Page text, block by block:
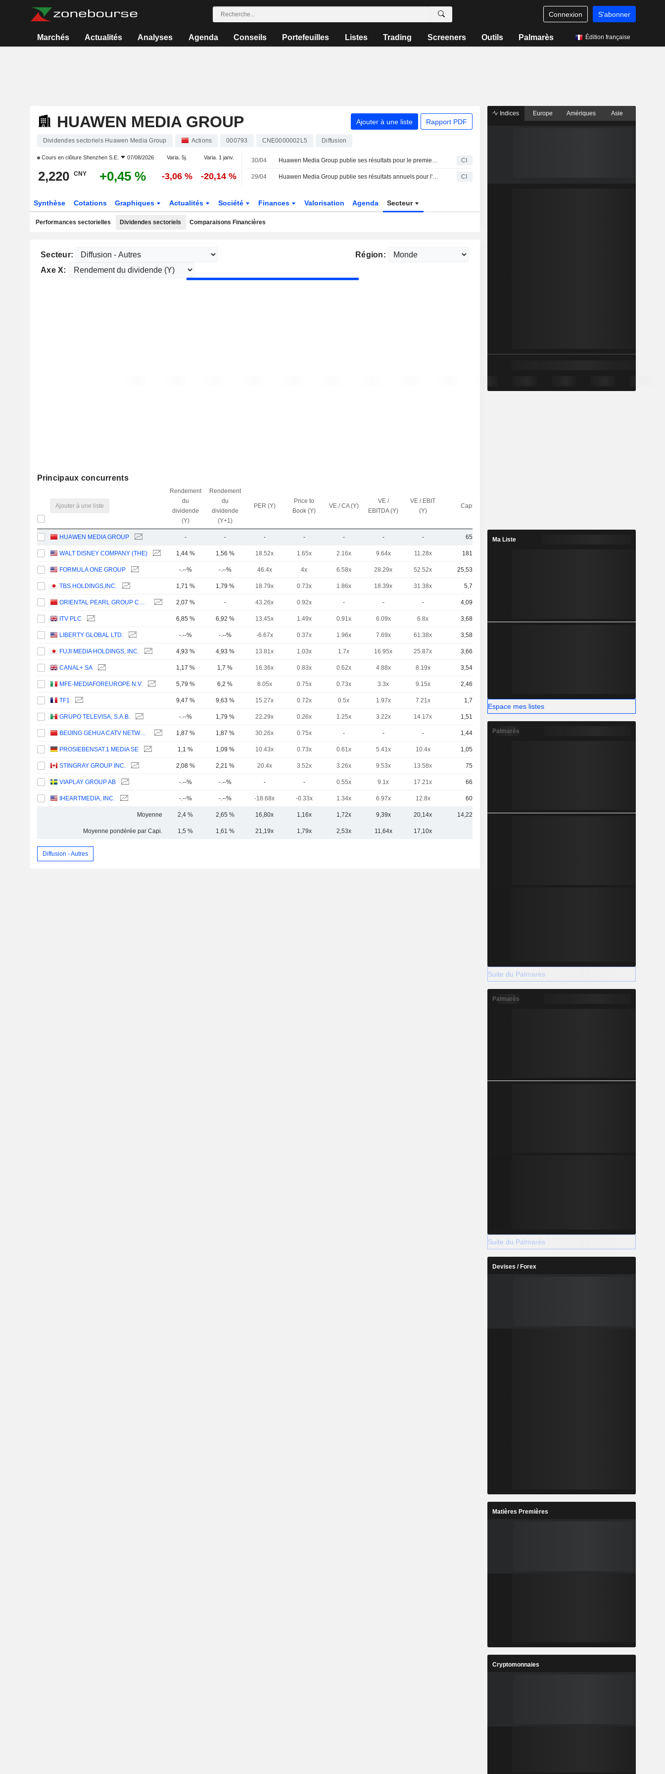
Connexion S'abonner
Marchés Actualités Analyses Agenda Conseils Portefeuilles Listes Trading Screeners Outils Palmarès Édition française
HUAWEN MEDIA GROUP Ajouter à une liste Rapport PDF
Dividendes sectoriels Huawen Media Group Actions 000793 CNE0000002L5 Diffusion
Cours en clôture Shenzhen S.E. 07/08/2026 Varia. 5j. Varia. 1 janv.
2,220 CNY +0,45 % -3,06 % -20,14 %
30/04 Huawen Media Group publie ses résultats pour le premier trimestre clos le 31 mars 2026 CI
29/04 Huawen Media Group publie ses résultats annuels pour l'exercice clos le 31 décembre 2025 CI
Synthèse Cotations Graphiques Actualités Société Finances Valorisation Agenda Secteur
Performances sectorielles Dividendes sectoriels Comparaisons Financières
Secteur:
Région:
Axe X:
Principaux concurrents
Ajouter à une liste
Rendement
du
dividende
(Y)
Rendement
du
dividende
(Y+1)
PER (Y)
Price to
Book (Y)
VE / CA (Y)
VE /
EBITDA (Y)
VE / EBIT
(Y)
Capi.($)
HUAWEN MEDIA GROUP - - - - - - - 657 M
WALT DISNEY COMPANY (THE) 1,44 % 1,56 % 18.52x 1.65x 2.16x 9.64x 11.28x 181 Md
FORMULA ONE GROUP -.--% -.--% 46.4x 4x 6.58x 28.29x 52.52x 25,53 Md
TBS HOLDINGS,INC. 1,71 % 1,79 % 18.79x 0.73x 1.86x 18.39x 31.38x 5,7 Md
ORIENTAL PEARL GROUP CO.,LTD. 2,07 % - 43.26x 0.92x - - - 4,09 Md
ITV PLC 6,85 % 6,92 % 13.45x 1.49x 0.91x 6.09x 6.8x 3,68 Md
LIBERTY GLOBAL LTD. -.--% -.--% -6.67x 0.37x 1.96x 7.69x 61.38x 3,58 Md
FUJI MEDIA HOLDINGS, INC. 4,93 % 4,93 % 13.81x 1.03x 1.7x 16.95x 25.87x 3,66 Md
CANAL+ SA 1,17 % 1,7 % 16.36x 0.83x 0.62x 4.88x 8.19x 3,54 Md
MFE-MEDIAFOREUROPE N.V. 5,79 % 6,2 % 8.05x 0.75x 0.73x 3.3x 9.15x 2,46 Md
TF1 9,47 % 9,63 % 15.27x 0.72x 0.5x 1.97x 7.21x 1,7 Md
GRUPO TELEVISA, S.A.B. -.--% 1,79 % 22.29x 0.26x 1.25x 3.22x 14.17x 1,51 Md
BEIJING GEHUA CATV NETWORK CO.,LTD. 1,87 % 1,87 % 30.26x 0.75x - - - 1,44 Md
PROSIEBENSAT.1 MEDIA SE 1,1 % 1,09 % 10.43x 0.73x 0.61x 5.41x 10.4x 1,05 Md
STINGRAY GROUP INC. 2,08 % 2,21 % 20.4x 3.52x 3.26x 9.53x 13.58x 751 M
VIAPLAY GROUP AB -.--% -.--% - - 0.55x 9.1x 17.21x 664 M
IHEARTMEDIA, INC. -.--% -.--% -18.68x -0.33x 1.34x 6.97x 12.8x 606 M
Moyenne 2,4 % 2,65 % 16,80x 1,16x 1,72x 9,39x 20,14x 14,22 Md
Moyenne pondérée par Capi. 1,5 % 1,61 % 21,19x 1,79x 2,53x 11,64x 17,10x
Diffusion - Autres
Indices Europe Amériques Asie
Ma Liste
Espace mes listes
Palmarès
Suite du Palmarès
Palmarès
Suite du Palmarès
Devises / Forex
Matières Premières
Cryptomonnaies